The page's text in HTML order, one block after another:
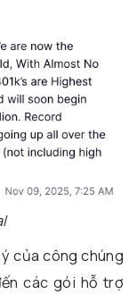
của công chúng
các gói hỗ trợ